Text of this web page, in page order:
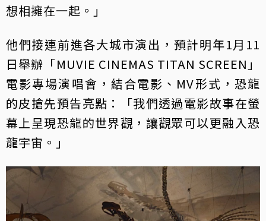
想相擁在一起。」
他們接連前進各大城市演出，預計明年1月11
日舉辦「MUVIE CINEMAS TITAN SCREEN」
電影專場演唱會，結合電影、MV形式，恐龍
的皮搶先預告亮點：「我們透過電影故事在螢
幕上呈現恐龍的世界觀，讓觀眾可以更融入恐
龍宇宙。」